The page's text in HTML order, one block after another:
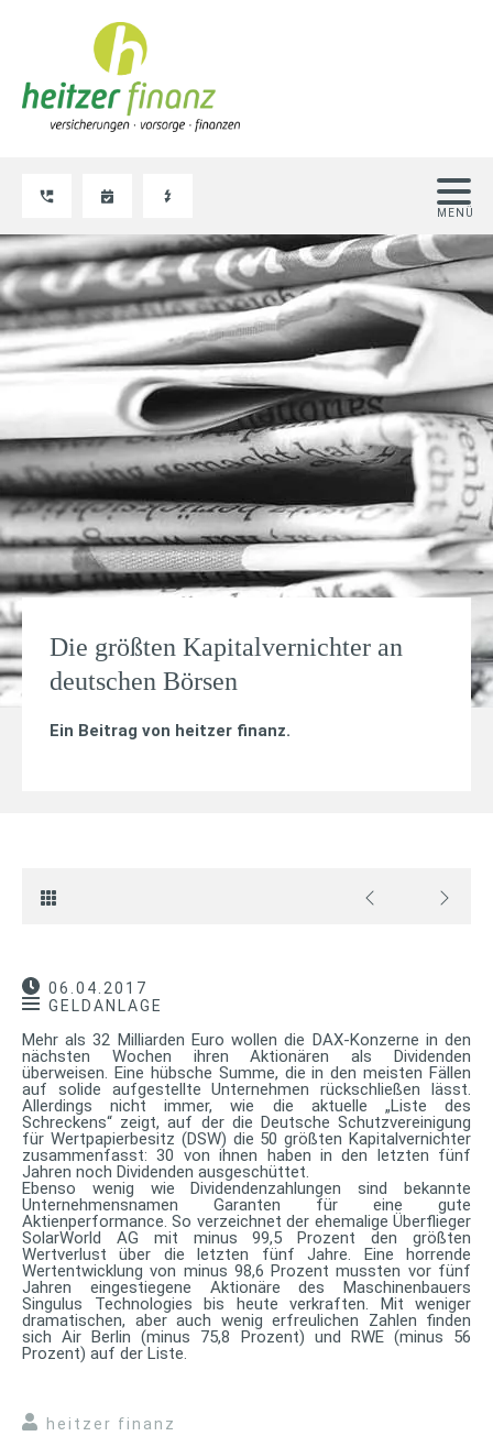
Die größten Kapitalvernichter an
deutschen Börsen
Ein Beitrag von heitzer finanz.
06.04.2017
GELDANLAGE
Mehr als 32 Milliarden Euro wollen die DAX-Konzerne in den
nächsten Wochen ihren Aktionären als Dividenden
überweisen. Eine hübsche Summe, die in den meisten Fällen
auf solide aufgestellte Unternehmen rückschließen lässt.
Allerdings nicht immer, wie die aktuelle „Liste des
Schreckens“ zeigt, auf der die Deutsche Schutzvereinigung
für Wertpapierbesitz (DSW) die 50 größten Kapitalvernichter
zusammenfasst: 30 von ihnen haben in den letzten fünf
Jahren noch Dividenden ausgeschüttet.
Ebenso wenig wie Dividendenzahlungen sind bekannte
Unternehmensnamen Garanten für eine gute
Aktienperformance. So verzeichnet der ehemalige Überflieger
SolarWorld AG mit minus 99,5 Prozent den größten
Wertverlust über die letzten fünf Jahre. Eine horrende
Wertentwicklung von minus 98,6 Prozent mussten vor fünf
Jahren eingestiegene Aktionäre des Maschinenbauers
Singulus Technologies bis heute verkraften. Mit weniger
dramatischen, aber auch wenig erfreulichen Zahlen finden
sich Air Berlin (minus 75,8 Prozent) und RWE (minus 56
Prozent) auf der Liste.
heitzer finanz